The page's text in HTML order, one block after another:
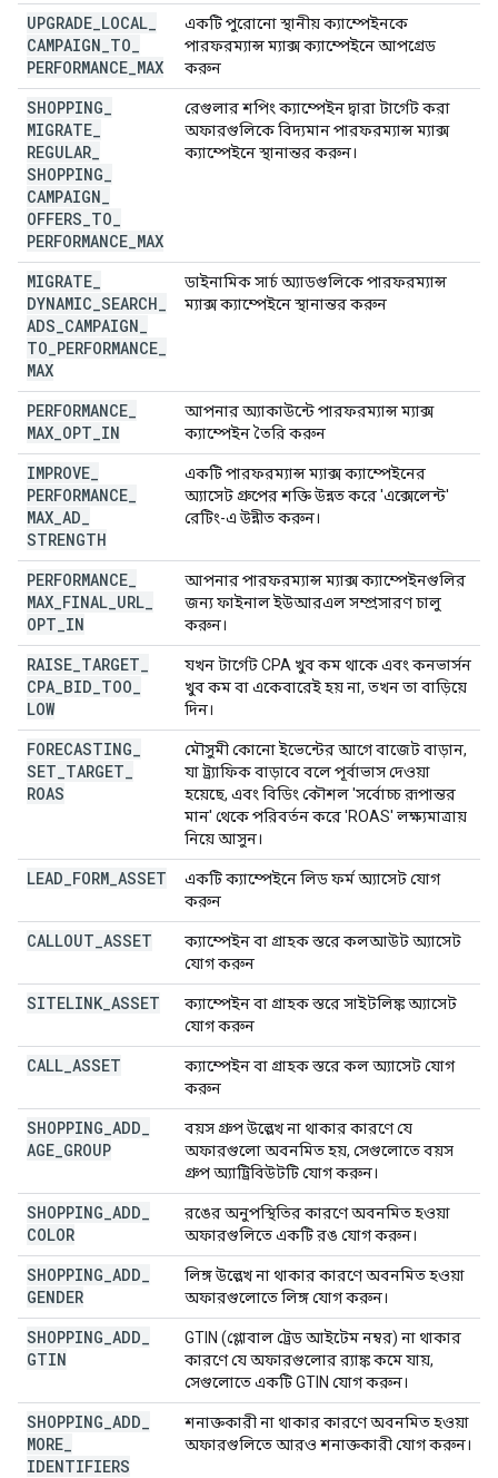
UPGRADE LOCAL
CAMPAIGN TO
PERFORMANCE MAX
একটি পুরোনো স্থানীয় ক্যাম্পেইনকে
পারফরম্যান্স ম্যাক্স ক্যাম্পেইনে আপগ্রেড
করুন
SHOPPING
MIGRATE
REGULAR
SHOPPING
CAMPAIGN
OFFERS TO
PERFORMANCE MAX
রেগুলার শপিং ক্যাম্পেইন দ্বারা টার্গেট করা
অফারগুলিকে বিদ্যমান পারফরম্যান্স ম্যাক্স
ক্যাম্পেইনে স্থানান্তর করুন।
MIGRATE
DYNAMIC SEARCH
ADS CAMPAIGN
TO PERFORMANCE
MAX
ডাইনামিক সার্চ অ্যাডগুলিকে পারফরম্যান্স
ম্যাক্স ক্যাম্পেইনে স্থানান্তর করুন
PERFORMANCE
MAX OPT IN
আপনার অ্যাকাউন্টে পারফরম্যান্স ম্যাক্স
ক্যাম্পেইন তৈরি করুন
IMPROVE
PERFORMANCE
MAX AD
STRENGTH
একটি পারফরম্যান্স ম্যাক্স ক্যাম্পেইনের
অ্যাসেট গ্রুপের শক্তি উন্নত করে 'এক্সেলেন্ট'
রেটিং-এ উন্নীত করুন।
PERFORMANCE
MAX FINAL URL
OPT IN
আপনার পারফরম্যান্স ম্যাক্স ক্যাম্পেইনগুলির
জন্য ফাইনাল ইউআরএল সম্প্রসারণ চালু
করুন।
RAISE TARGET
CPA BID TOO
LOW
যখন টার্গেট CPA খুব কম থাকে এবং কনভার্সন
খুব কম বা একেবারেই হয় না, তখন তা বাড়িয়ে
দিন।
FORECASTING
SET TARGET
ROAS
মৌসুমী কোনো ইভেন্টের আগে বাজেট বাড়ান,
যা ট্র্যাফিক বাড়াবে বলে পূর্বাভাস দেওয়া
হয়েছে, এবং বিডিং কৌশল 'সর্বোচ্চ রূপান্তর
মান' থেকে পরিবর্তন করে 'ROAS' লক্ষ্যমাত্রায়
নিয়ে আসুন।
LEAD FORM ASSET
একটি ক্যাম্পেইনে লিড ফর্ম অ্যাসেট যোগ
করুন
CALLOUT ASSET
ক্যাম্পেইন বা গ্রাহক স্তরে কলআউট অ্যাসেট
যোগ করুন
SITELINK ASSET
ক্যাম্পেইন বা গ্রাহক স্তরে সাইটলিঙ্ক অ্যাসেট
যোগ করুন
CALL ASSET
ক্যাম্পেইন বা গ্রাহক স্তরে কল অ্যাসেট যোগ
করুন
SHOPPING ADD
AGE GROUP
বয়স গ্রুপ উল্লেখ না থাকার কারণে যে
অফারগুলো অবনমিত হয়, সেগুলোতে বয়স
গ্রুপ অ্যাট্রিবিউটটি যোগ করুন।
SHOPPING ADD
COLOR
রঙের অনুপস্থিতির কারণে অবনমিত হওয়া
অফারগুলিতে একটি রঙ যোগ করুন।
SHOPPING ADD
GENDER
লিঙ্গ উল্লেখ না থাকার কারণে অবনমিত হওয়া
অফারগুলোতে লিঙ্গ যোগ করুন।
SHOPPING ADD
GTIN
GTIN (গ্লোবাল ট্রেড আইটেম নম্বর) না থাকার
কারণে যে অফারগুলোর র‍্যাঙ্ক কমে যায়,
সেগুলোতে একটি GTIN যোগ করুন।
SHOPPING ADD
MORE
IDENTIFIERS
শনাক্তকারী না থাকার কারণে অবনমিত হওয়া
অফারগুলিতে আরও শনাক্তকারী যোগ করুন।